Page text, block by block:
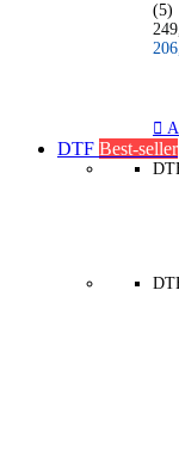
(5)

DTF Best-seller